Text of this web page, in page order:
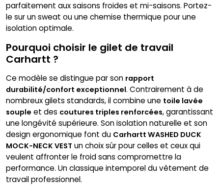
parfaitement aux saisons froides et mi-saisons. Portez-
le sur un sweat ou une chemise thermique pour une
isolation optimale.
Pourquoi choisir le gilet de travail
Carhartt ?
Ce modèle se distingue par son rapport
durabilité/confort exceptionnel. Contrairement à de
nombreux gilets standards, il combine une toile lavée
souple et des coutures triples renforcées, garantissant
une longévité supérieure. Son isolation naturelle et son
design ergonomique font du Carhartt WASHED DUCK
MOCK-NECK VEST un choix sûr pour celles et ceux qui
veulent affronter le froid sans compromettre la
performance. Un classique intemporel du vêtement de
travail professionnel.